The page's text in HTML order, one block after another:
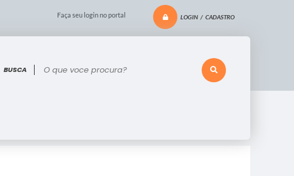
Faça seu login no portal LOGIN / CADASTRO
O que voce procura?